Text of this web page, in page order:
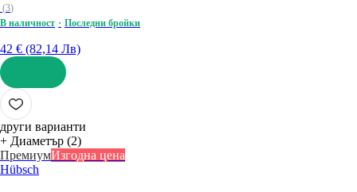
(3)
В наличност
Последни бройки
42 € (82,14 Лв)
ДОБАВИ
други варианти
+ Диаметър (2)
ПремиумИзгодна цена
Hübsch